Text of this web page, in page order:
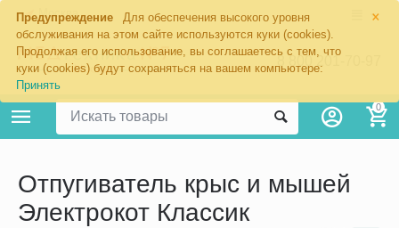
×
Предупреждение
Для обеспечения высокого уровня
обслуживания на этом сайте используются куки (cookies).
Продолжая его использование, вы соглашаетесь с тем, что
куки (cookies) будут сохраняться на вашем компьютере:
Принять
Москва
8 800 201-70-97
0
Отпугиватель крыс и мышей
Электрокот Классик